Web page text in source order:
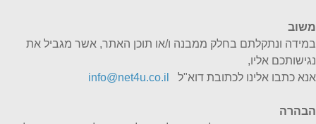
משוב
במידה ונתקלתם בחלק ממבנה ו/או תוכן האתר, אשר מגביל את
נגישותכם אליו,
אנא כתבו אלינו לכתובת דוא"ל
info@net4u.co.il
הבהרה